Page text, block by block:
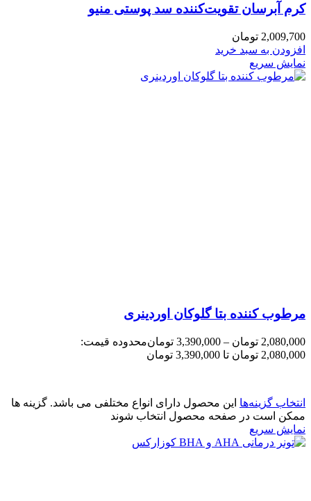
کرم آبرسان تقویت‌کننده سد پوستی منیو
2,009,700 تومان
افزودن به سبد خرید
نمایش سریع
مرطوب کننده بتا گلوکان اوردینری
2,080,000 تومان –
3,390,000 تومانمحدوده قیمت:
2,080,000 تومان تا 3,390,000 تومان
انتخاب گزینه‌ها این محصول دارای انواع مختلفی می باشد. گزینه ها
ممکن است در صفحه محصول انتخاب شوند
نمایش سریع